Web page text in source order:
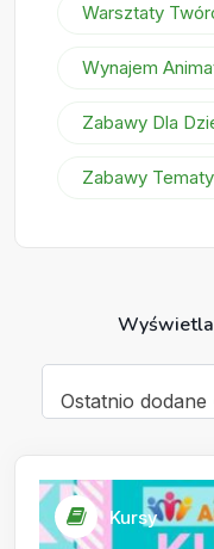
Kursy
Warsztaty
Wynajem
Zabawy Dla
Zabawy